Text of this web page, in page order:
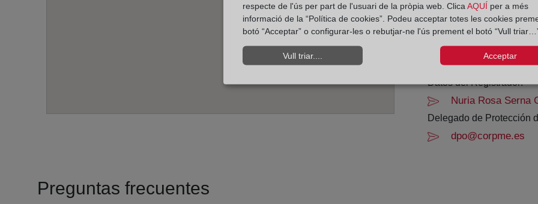
Datos de contacto:
(91) 851 40 34
collado-
Datos del Registrador:
Nuria Rosa Serna
Delegado de Protección
dpo@corpme.es
Preguntas frecuentes
respecte de l'ús per part de l'usuari de la pròpia web. Clica AQUÍ per a més
informació de la “Política de cookies”. Podeu acceptar totes les cookies
botó “Acceptar” o configurar-les o rebutjar-ne l'ús prement el botó “Vull
Vull triar.... Acceptar